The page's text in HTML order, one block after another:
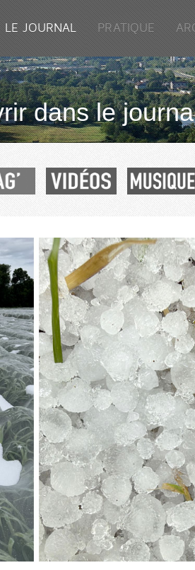
LE JOURNAL PRATIQUE
dans le